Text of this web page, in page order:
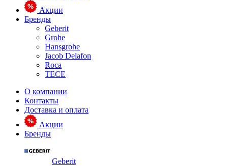
Акции
Бренды
Geberit
Grohe
Hansgrohe
Jacob Delafon
Roca
TECE
О компании
Контакты
Доставка и оплата
Акции
Бренды
Geberit